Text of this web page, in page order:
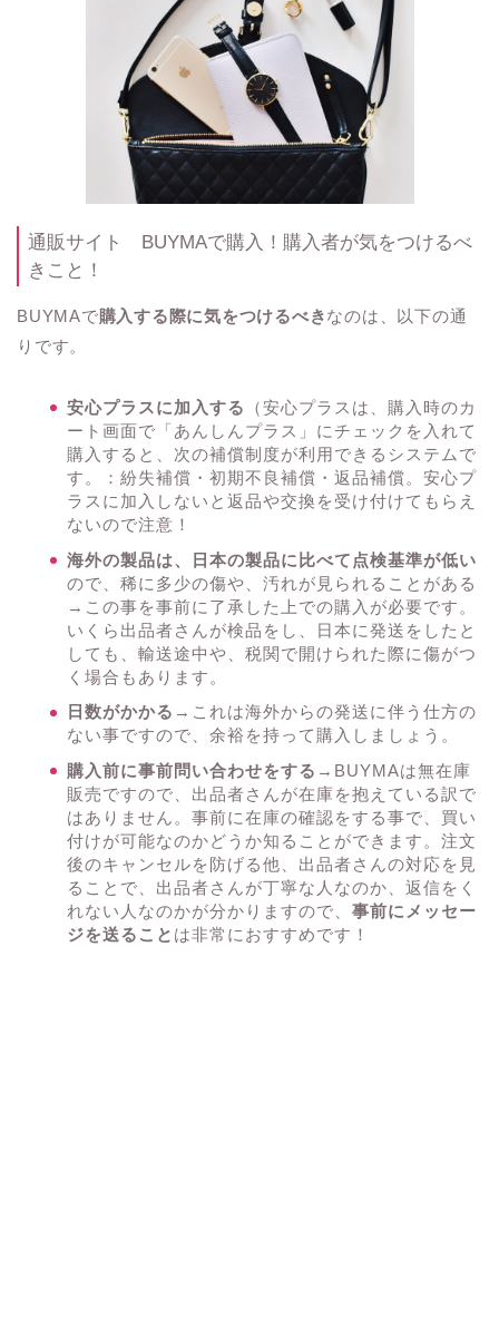
通販サイト BUYMAで購入！購入者が気をつけるべ
きこと！
BUYMAで購入する際に気をつけるべきなのは、以下の通
りです。
安心プラスに加入する
（安心プラスは、購入時のカ
ート画面で「あんしんプラス」にチェックを入れて
購入すると、次の補償制度が利用できるシステムで
す。：紛失補償・初期不良補償・返品補償。安心プ
ラスに加入しないと返品や交換を受け付けてもらえ
ないので注意！
海外の製品は、日本の製品に比べて点検基準が低い
ので、稀に多少の傷や、汚れが見られることがある
→この事を事前に了承した上での購入が必要です。
いくら出品者さんが検品をし、日本に発送をしたと
しても、輸送途中や、税関で開けられた際に傷がつ
く場合もあります。
日数がかかる →これは海外からの発送に伴う仕方の
ない事ですので、余裕を持って購入しましょう。
購入前に事前問い合わせをする →BUYMAは無在庫
販売ですので、出品者さんが在庫を抱えている訳で
はありません。事前に在庫の確認をする事で、買い
付けが可能なのかどうか知ることができます。注文
後のキャンセルを防げる他、出品者さんの対応を見
ることで、出品者さんが丁寧な人なのか、返信をく
れない人なのかが分かりますので、 事前にメッセー
ジを送ること は非常におすすめです！